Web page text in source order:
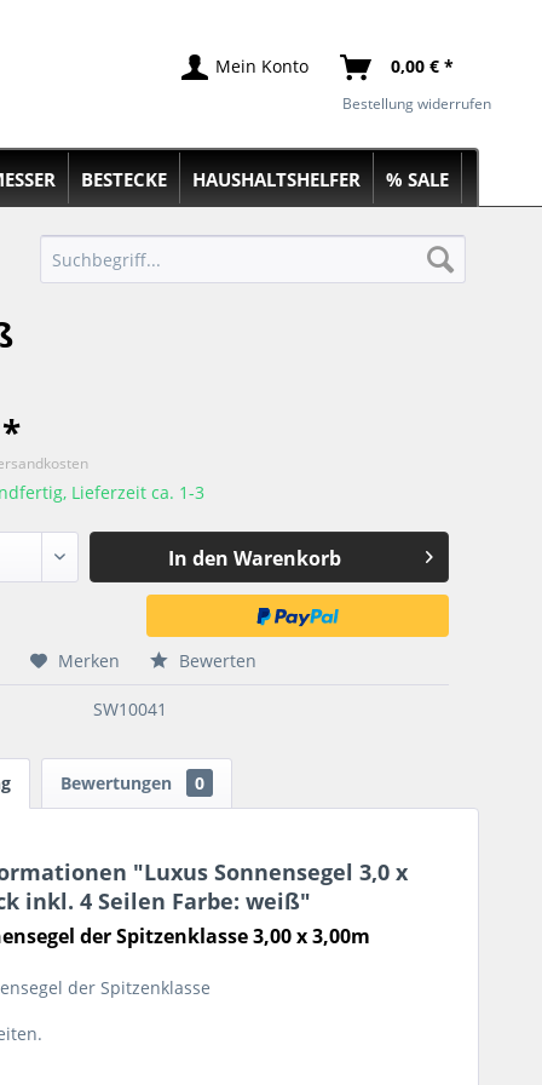
Mein Konto 0,00 € *
Bestellung widerrufen
BESTECKE HAUSHALTSHELFER % SALE
Lieferzeit ca. 1-3
In den Warenkorb
Merken Bewerten
SW10041
Bewertungen 0
"Luxus Sonnensegel 3,0 x
inkl. 4 Seilen Farbe: weiß"
der Spitzenklasse 3,00 x 3,00m
der Spitzenklasse